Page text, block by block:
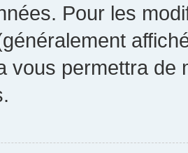
Pour les
vous permettra de